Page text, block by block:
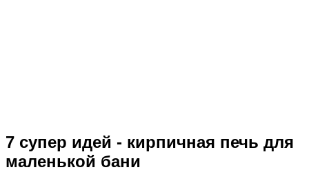
7 супер идей - кирпичная печь для
маленькой бани